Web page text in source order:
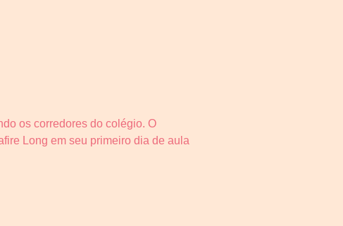
os corredores do colégio. O
Long em seu primeiro dia de aula